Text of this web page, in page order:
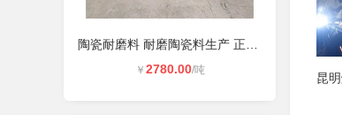
￥ 2780.00/吨